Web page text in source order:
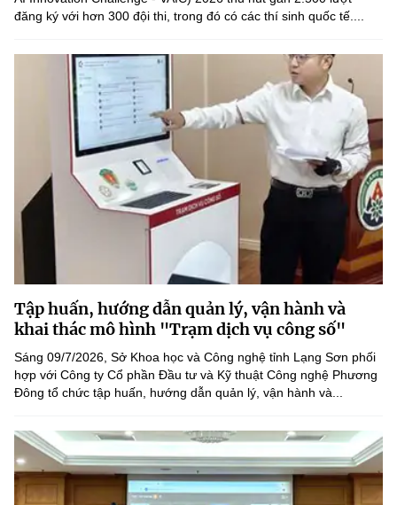
đăng ký với hơn 300 đội thi, trong đó có các thí sinh quốc tế....
Tập huấn, hướng dẫn quản lý, vận hành và
khai thác mô hình "Trạm dịch vụ công số"
Sáng 09/7/2026, Sở Khoa học và Công nghệ tỉnh Lạng Sơn phối
hợp với Công ty Cổ phần Đầu tư và Kỹ thuật Công nghệ Phương
Đông tổ chức tập huấn, hướng dẫn quản lý, vận hành và...